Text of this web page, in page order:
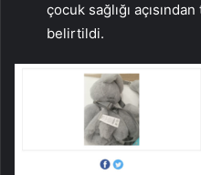
çocuk sağlığı
belirtildi.